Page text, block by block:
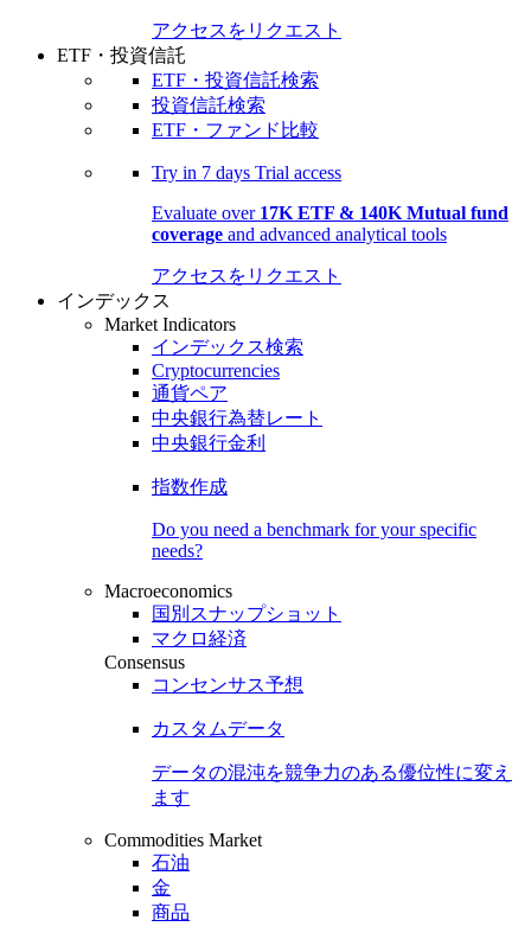
アクセスをリクエスト
ETF・投資信託
ETF・投資信託検索
投資信託検索
ETF・ファンド比較
Try in 7 days Trial access
Evaluate over 17K ETF & 140K Mutual fund
coverage and advanced analytical tools
アクセスをリクエスト
インデックス
Market Indicators
インデックス検索
Cryptocurrencies
通貨ペア
中央銀行為替レート
中央銀行金利
指数作成
Do you need a benchmark for your specific
needs?
Macroeconomics
国別スナップショット
マクロ経済
Consensus
コンセンサス予想
カスタムデータ
データの混沌を競争力のある優位性に変え
ます
Commodities Market
石油
金
商品